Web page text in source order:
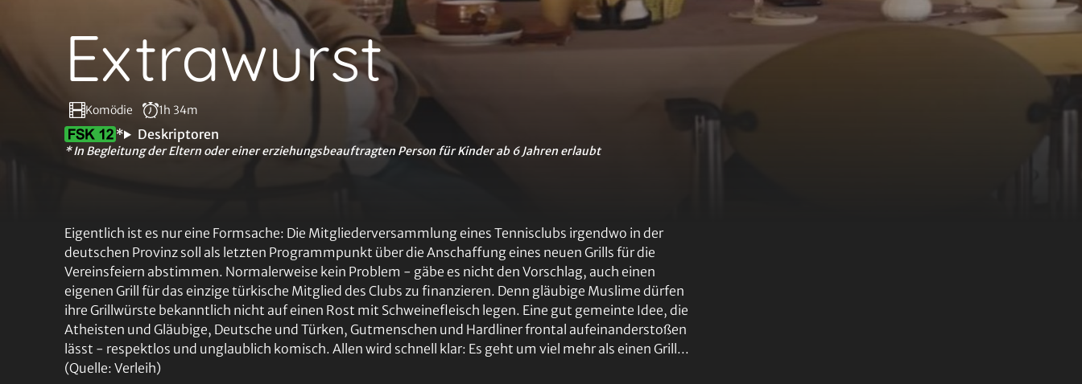
Extrawurst
Komödie 1h 34m
* Deskriptoren
* In Begleitung der Eltern oder einer erziehungsbeauftragten Person für Kinder ab 6 Jahren erlaubt
Eigentlich ist es nur eine Formsache: Die Mitgliederversammlung eines Tennisclubs irgendwo in der
deutschen Provinz soll als letzten Programmpunkt über die Anschaffung eines neuen Grills für die
Vereinsfeiern abstimmen. Normalerweise kein Problem - gäbe es nicht den Vorschlag, auch einen
eigenen Grill für das einzige türkische Mitglied des Clubs zu finanzieren. Denn gläubige Muslime dürfen
ihre Grillwürste bekanntlich nicht auf einen Rost mit Schweinefleisch legen. Eine gut gemeinte Idee, die
Atheisten und Gläubige, Deutsche und Türken, Gutmenschen und Hardliner frontal aufeinanderstoßen
lässt - respektlos und unglaublich komisch. Allen wird schnell klar: Es geht um viel mehr als einen Grill...
(Quelle: Verleih)